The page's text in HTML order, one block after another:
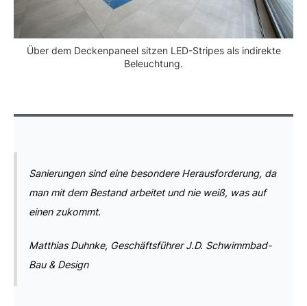
Über dem Deckenpaneel sitzen LED-Stripes als indirekte
Beleuchtung.
Sanierungen sind eine besondere Herausforderung, da
man mit dem Bestand arbeitet und nie weiß, was auf
einen zukommt.
Matthias Duhnke, Geschäftsführer J.D. Schwimmbad-
Bau & Design